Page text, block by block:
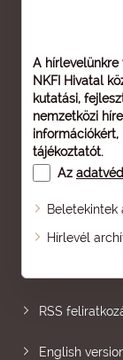
A hírlevelünkre
NKFI Hivatal
kutatási,
nemzetközi
információkért,
tájékoztatót.
Az
Hírlevél
Oldaltérkép
RSS
English